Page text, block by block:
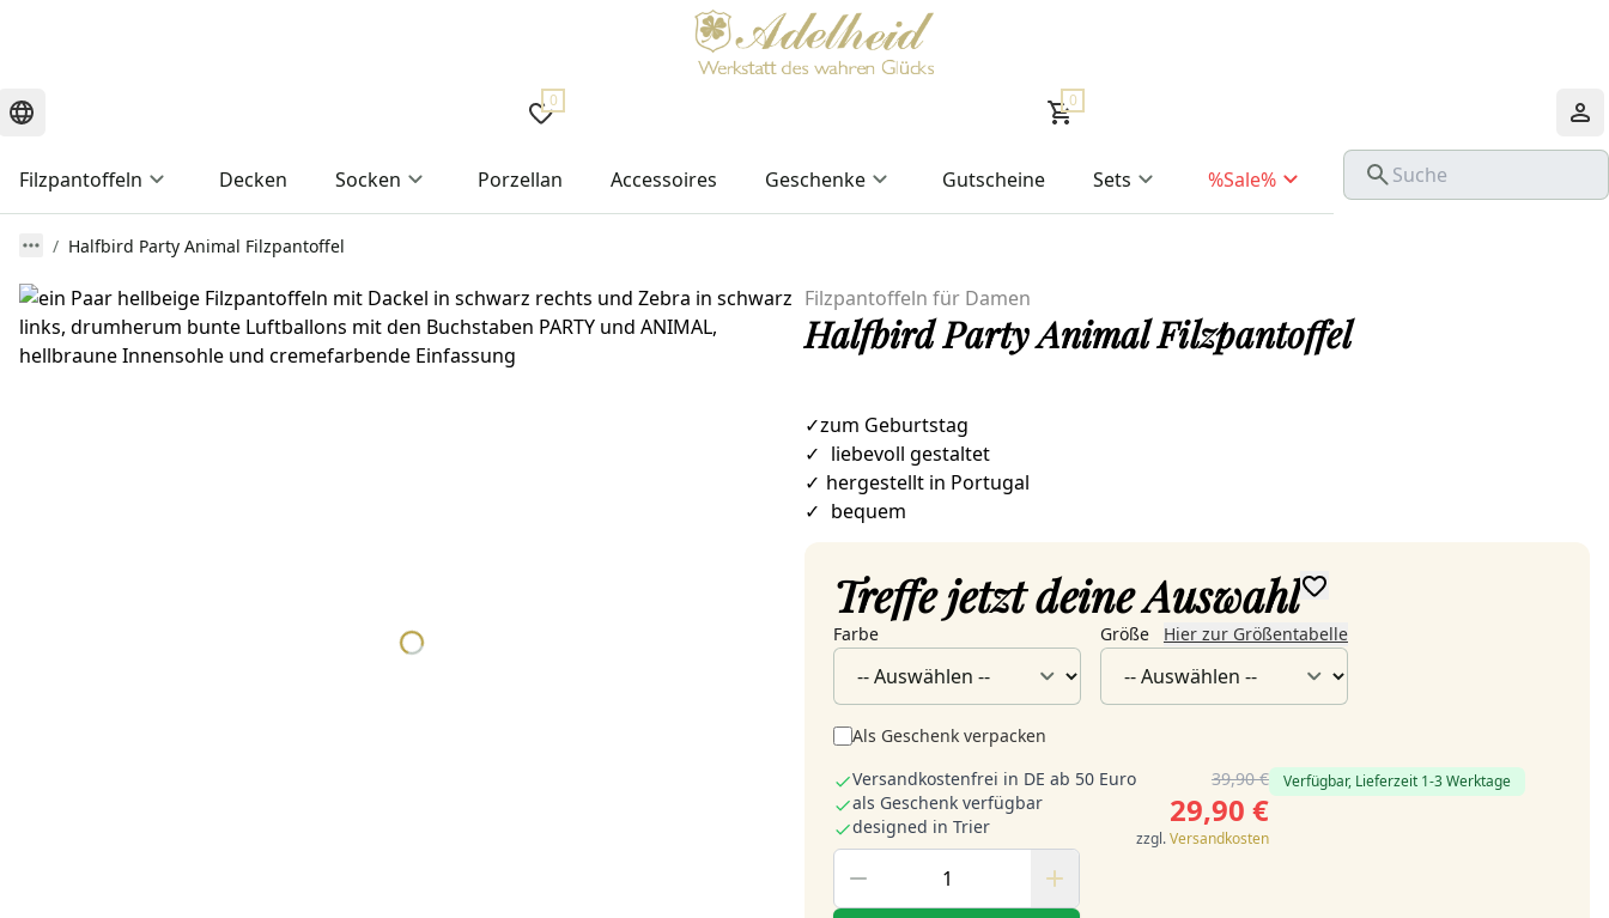
0 0
Filzpantoffeln Decken Socken Porzellan Accessoires Geschenke Gutscheine Sets %Sale%
Halfbird Party Animal Filzpantoffel
Filzpantoffeln für Damen
Halfbird Party Animal Filzpantoffel
✓zum Geburtstag
✓ liebevoll gestaltet
✓ hergestellt in Portugal
✓ bequem
Treffe jetzt deine Auswahl
Farbe Größe Hier zur Größentabelle
Als Geschenk verpacken
Versandkostenfrei in DE ab 50 Euro
als Geschenk verfügbar
designed in Trier
39,90 €
29,90 €
zzgl.Versandkosten
Verfügbar, Lieferzeit 1-3 Werktage